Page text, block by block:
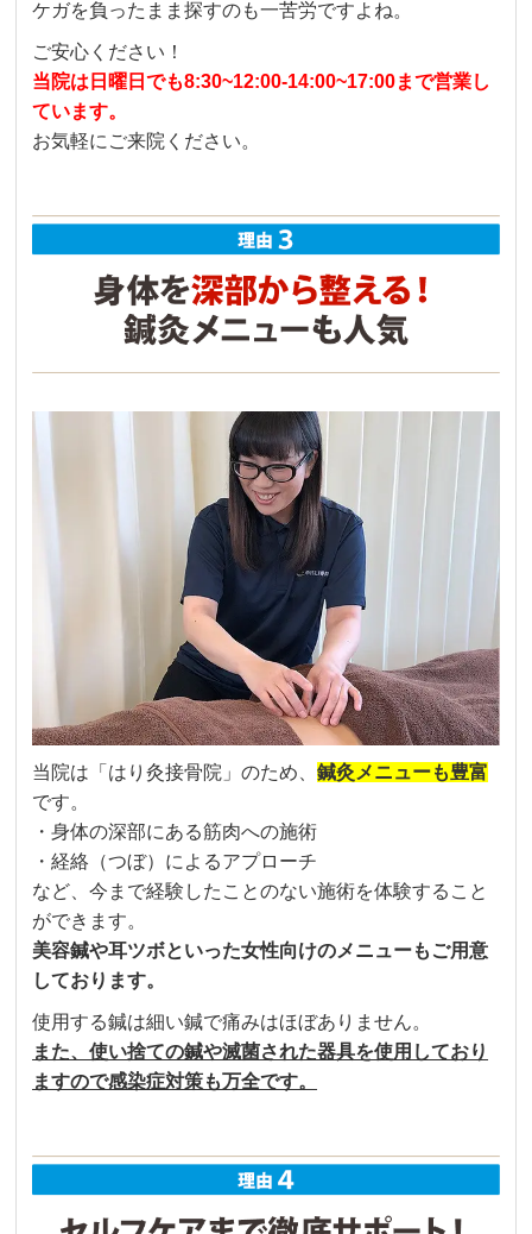
ケガを負ったまま探すのも一苦労ですよね。
ご安心ください！
当院は日曜日でも8:30~12:00-14:00~17:00まで営業し
ています。
お気軽にご来院ください。
当院は「はり灸接骨院」のため、鍼灸メニューも豊富
です。
・身体の深部にある筋肉への施術
・経絡（つぼ）によるアプローチ
など、今まで経験したことのない施術を体験すること
ができます。
美容鍼や耳ツボといった女性向けのメニューもご用意
しております。
使用する鍼は細い鍼で痛みはほぼありません。
また、使い捨ての鍼や滅菌された器具を使用しており
ますので感染症対策も万全です。